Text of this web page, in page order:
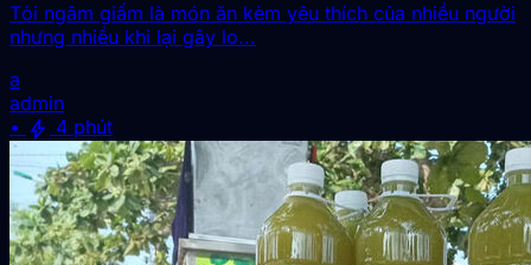
Tỏi ngâm giấm là món ăn kèm yêu thích của nhiều người
nhưng nhiều khi lại gây lo...
a
admin
• bolt 4 phút